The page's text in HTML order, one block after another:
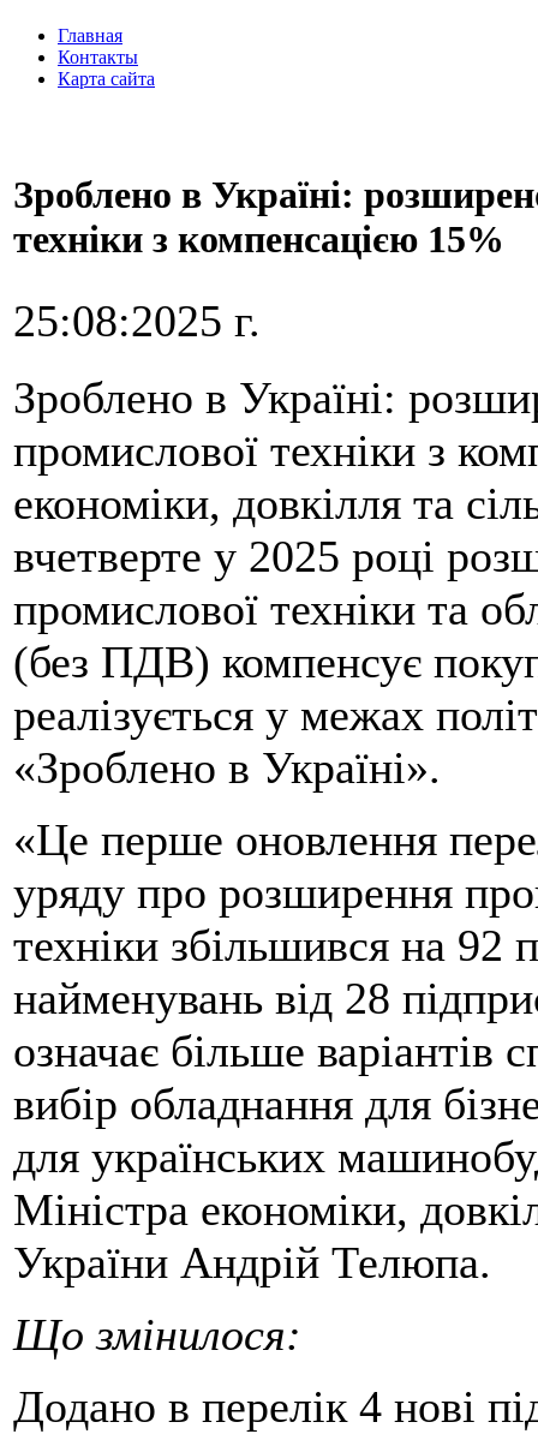
Главная
Контакты
Карта сайта
Зроблено в Україні:
техніки з компенсацією 15%
25:08:2025 г.
Зроблено в Україні:
промислової техніки з
економіки, довкілля та
вчетверте у 2025 році
промислової техніки та
(без ПДВ) компенсує
реалізується у межах
«Зроблено в Україні».
«Це перше оновлення
уряду про розширення
техніки збільшився на 92
найменувань від 28
означає більше
вибір обладнання для
для українських
Міністра економіки,
України Андрій Телюпа.
Що змінилося:
Додано в перелік 4 нові